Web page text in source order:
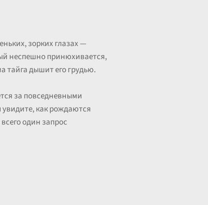
зорких глазах —
неспешно принюхивается,
тайга дышит его грудью.
за повседневными
увидите, как рождаются
один запрос